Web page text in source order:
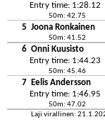
Entry time: 1:28.12
50m: 42.75
5 Joona Ronkainen
50m: 41.52
6 Onni Kuusisto
Entry time: 1:44.23
50m: 45.46
7 Eelis Andersson
Entry time: 1:46.95
50m: 47.02
Laji virallinen: